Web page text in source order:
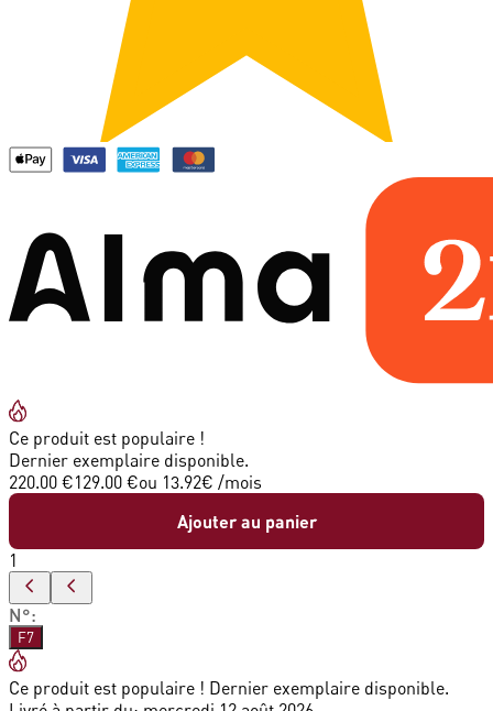
Ce produit est populaire !
Dernier exemplaire disponible.
220.00 €129.00 €ou 13.92€ /mois
Ajouter au panier
1
N°:
F7
Ce produit est populaire ! Dernier exemplaire disponible.